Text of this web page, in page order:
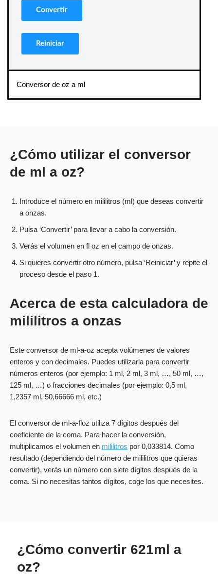
Conversor de oz a ml
¿Cómo utilizar el conversor
de ml a oz?
Introduce el número en mililitros (ml) que deseas convertir
a onzas.
Pulsa ‘Convertir’ para llevar a cabo la conversión.
Verás el volumen en fl oz en el campo de onzas.
Si quieres convertir otro número, pulsa ‘Reiniciar’ y repite el
proceso desde el paso 1.
Acerca de esta calculadora de
mililitros a onzas
Este conversor de ml-a-oz acepta volúmenes de valores
enteros y con decimales. Puedes utilizarla para convertir
números enteros (por ejemplo: 1 ml, 2 ml, 3 ml, …, 50 ml, …,
125 ml, …) o fracciones decimales (por ejemplo: 0,5 ml,
1,2357 ml, 50,66666 ml, etc.)
El conversor de ml-a-floz utiliza 7 dígitos después del
coeficiente de la coma. Para hacer la conversión,
multiplicamos el volumen en mililitros por 0,033814. Como
resultado (dependiendo del número de mililitros que quieras
convertir), verás un número con siete dígitos después de la
coma. Si no necesitas tantos dígitos, coge los que necesites.
¿Cómo convertir 621ml a
oz?